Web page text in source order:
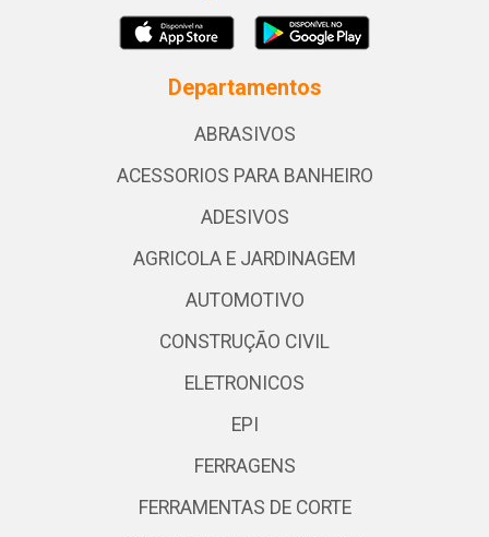
Departamentos
ABRASIVOS
ACESSORIOS PARA BANHEIRO
ADESIVOS
AGRICOLA E JARDINAGEM
AUTOMOTIVO
CONSTRUÇÃO CIVIL
ELETRONICOS
EPI
FERRAGENS
FERRAMENTAS DE CORTE